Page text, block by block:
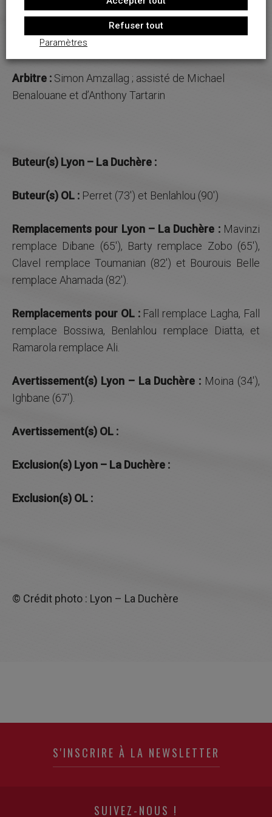
OL :1 Konan, 2 Ali, 3 Chaib, 4 Kango, 5 Barisic, 6 De
Carvalho, 7 Diatta Dorival, 8 Coponat, 9 Lagha, 10
Bossiwa, 11 Perret
Arbitre : Simon Amzallag ; assisté de Michael
Benalouane et d’Anthony Tartarin
Buteur(s) Lyon – La Duchère :
Buteur(s) OL : Perret (73′) et Benlahlou (90′)
Remplacements pour Lyon – La Duchère : Mavinzi
remplace Dibane (65′), Barty remplace Zobo (65′),
Clavel remplace Toumanian (82′) et Bourouis Belle
remplace Ahamada (82′).
Remplacements pour OL : Fall remplace Lagha, Fall
remplace Bossiwa, Benlahlou remplace Diatta, et
Ramarola remplace Ali.
Avertissement(s) Lyon – La Duchère : Moina (34′),
Ighbane (67′).
Avertissement(s) OL :
Exclusion(s) Lyon – La Duchère :
Exclusion(s) OL :
© Crédit photo : Lyon – La Duchère
S'INSCRIRE À LA NEWSLETTER
SUIVEZ-NOUS !
Refuser tout
Paramètres